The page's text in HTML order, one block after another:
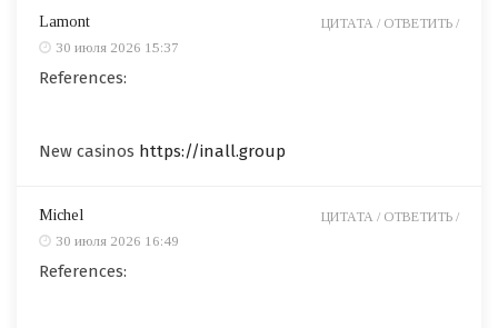
Lamont
30 июля 2026 15:37
References:
New casinos https://inall.group
ЦИТАТА / ОТВЕТИТЬ /
Michel
30 июля 2026 16:49
References:
ЦИТАТА / ОТВЕТИТЬ /